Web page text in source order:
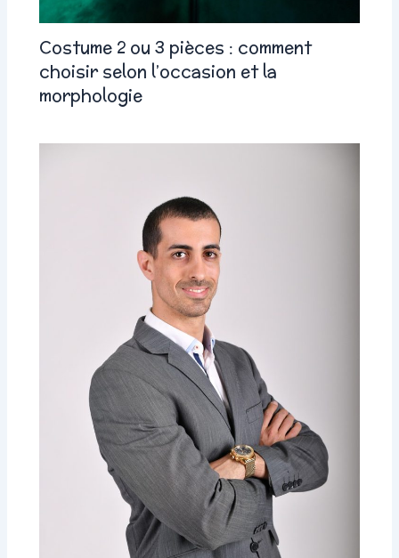
Costume 2 ou 3 pièces : comment
choisir selon l’occasion et la
morphologie